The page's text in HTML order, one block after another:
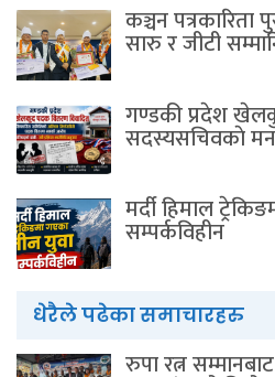
कञ्चन पत्रकारिता
सारु र जीटी
गण्डकी प्रदेश
सदस्यसचिवकाे
मर्दी हिमाल
सम्पर्कविहीन
धेरैले पढेका समाचारहरु
रुपा रत्न